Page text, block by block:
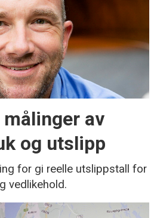
av
og utslipp
for gi reelle utslippstall for
vedlikehold.